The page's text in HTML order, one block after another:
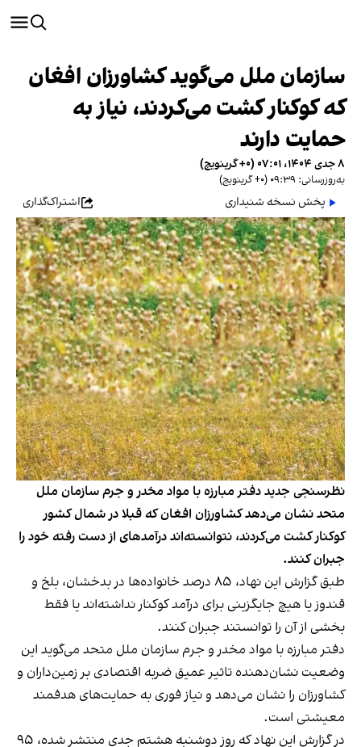
سازمان ملل می‌گوید کشاورزان افغان
که کوکنار کشت می‌کردند، نیاز به
حمایت دارند
۸ جدی ۱۴۰۴، ۰۷:۰۱ (‎+۰ گرینویچ)
به‌روزرسانی: ۰۹:۳۹ (‎+۰ گرینویچ)
پخش نسخه شنیداری اشتراک‌گذاری
نظرسنجی جدید دفتر مبارزه با مواد مخدر و جرم سازمان ملل
متحد نشان می‌دهد کشاورزان افغان که قبلا در شمال کشور
کوکنار کشت می‌کردند، نتوانسته‌اند درآمدهای از دست رفته خود را
جبران کنند.
طبق گزارش این نهاد، ۸۵ درصد خانواده‌ها در بدخشان، بلخ و
قندوز یا هیچ جایگزینی برای درآمد کوکنار نداشته‌اند یا فقط
بخشی از آن را توانستند جبران کنند.
دفتر مبارزه با مواد مخدر و جرم سازمان ملل متحد می‌گوید این
وضعیت نشان‌دهنده تاثیر عمیق ضربه اقتصادی بر زمین‌داران و
کشاورزان را نشان می‌دهد و نیاز فوری به حمایت‌های هدفمند
معیشتی است.
در گزارش این نهاد که روز دوشنبه هشتم جدی منتشر شده، ۹۵